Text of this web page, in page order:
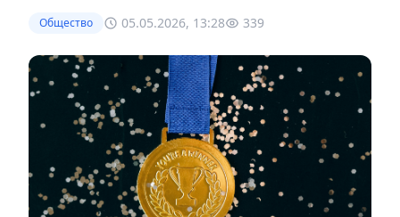
Общество 05.05.2026, 13:28 339